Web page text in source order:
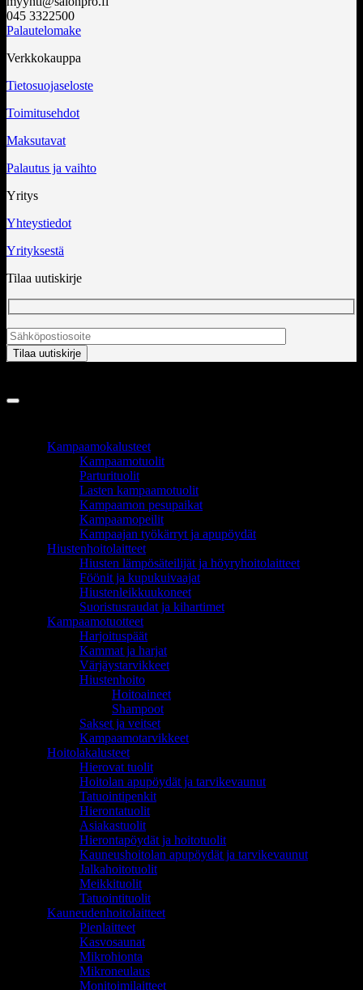
045 3322500
Palautelomake
Verkkokauppa
Tietosuojaseloste
Toimitusehdot
Maksutavat
Palautus ja vaihto
Yritys
Yhteystiedot
Yrityksestä
Tilaa uutiskirje
Kampaamokalusteet
Kampaamotuolit
Parturituolit
Lasten kampaamotuolit
Kampaamon pesupaikat
Kampaamopeilit
Kampaajan työkärryt ja apupöydät
Hiustenhoitolaitteet
Hiusten lämpösäteilijät ja höyryhoitolaitteet
Föönit ja kupukuivaajat
Hiustenleikkuukoneet
Suoristusraudat ja kihartimet
Kampaamotuotteet
Harjoituspäät
Kammat ja harjat
Värjäystarvikkeet
Hiustenhoito
Hoitoaineet
Shampoot
Sakset ja veitset
Kampaamotarvikkeet
Hoitolakalusteet
Hierovat tuolit
Hoitolan apupöydät ja tarvikevaunut
Tatuointipenkit
Hierontatuolit
Asiakastuolit
Hierontapöydät ja hoitotuolit
Kauneushoitolan apupöydät ja tarvikevaunut
Jalkahoitotuolit
Meikkituolit
Tatuointituolit
Kauneudenhoitolaitteet
Pienlaitteet
Kasvosaunat
Mikrohionta
Mikroneulaus
Monitoimilaitteet